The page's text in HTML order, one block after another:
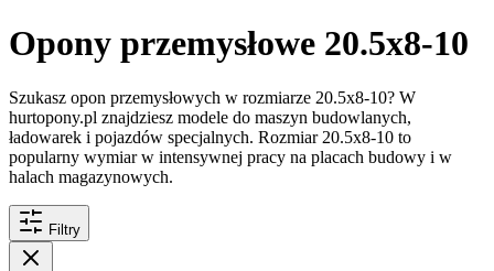
Opony przemysłowe 20.5x8-10
Szukasz opon przemysłowych w rozmiarze 20.5x8-10? W
hurtopony.pl znajdziesz modele do maszyn budowlanych,
ładowarek i pojazdów specjalnych. Rozmiar 20.5x8-10 to
popularny wymiar w intensywnej pracy na placach budowy i w
halach magazynowych.
Filtry